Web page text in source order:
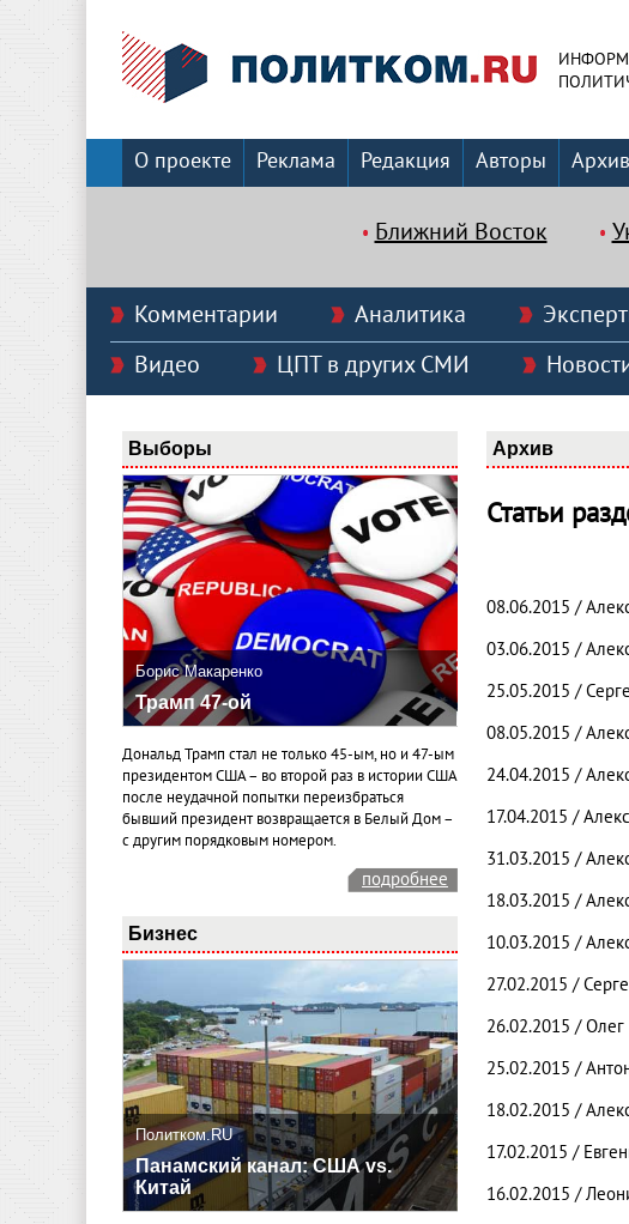
О проекте Реклама Редакция Авторы Архив
Ближний Восток
Комментарии Аналитика
Видео
ЦПТ в других СМИ
Выборы
Борис Макаренко
Трамп 47-ой
Дональд Трамп стал не только 45-ым, но и 47-ым
президентом США – во второй раз в истории США
после неудачной попытки переизбраться
бывший президент возвращается в Белый Дом –
с другим порядковым номером.
подробнее
Бизнес
Политком.RU
Панамский канал: США vs.
Китай
Архив
Статьи
08.06.2015 /
03.06.2015 /
25.05.2015 /
08.05.2015 /
24.04.2015 /
17.04.2015 /
31.03.2015 /
18.03.2015 /
10.03.2015 /
27.02.2015 /
26.02.2015 / Олег
25.02.2015 /
18.02.2015 /
17.02.2015 /
16.02.2015 /